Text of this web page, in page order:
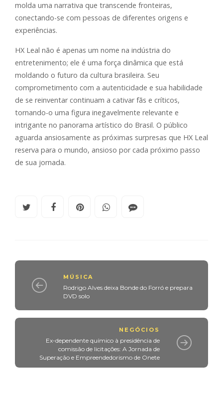
molda uma narrativa que transcende fronteiras,
conectando-se com pessoas de diferentes origens e
experiências.
HX Leal não é apenas um nome na indústria do
entretenimento; ele é uma força dinâmica que está
moldando o futuro da cultura brasileira. Seu
comprometimento com a autenticidade e sua habilidade
de se reinventar continuam a cativar fãs e críticos,
tornando-o uma figura inegavelmente relevante e
intrigante no panorama artístico do Brasil. O público
aguarda ansiosamente as próximas surpresas que HX Leal
reserva para o mundo, ansioso por cada próximo passo
de sua jornada.
MÚSICA
Rodrigo Alves deixa Bonde do Forró e prepara
DVD solo
NEGÓCIOS
Ex-dependente químico à presidência de
comissão de licitações: A Jornada de
Superação e Empreendedorismo de Onete